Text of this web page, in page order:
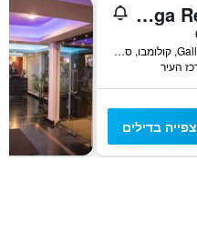
Omega Regency
324 Galle Road, קולומבו, סרי לנקה
צפייה בדילים